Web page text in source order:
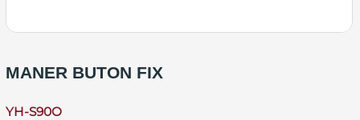
MANER BUTON FIX
YH-S90O